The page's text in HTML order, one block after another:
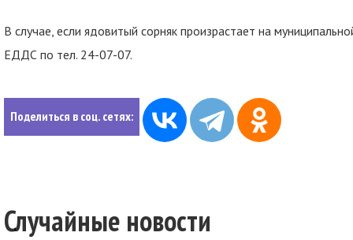
В случае, если ядовитый сорняк произрастает на
ЕДДС по тел. 24-07-07.
Поделиться в соц. сетях:
Случайные новости